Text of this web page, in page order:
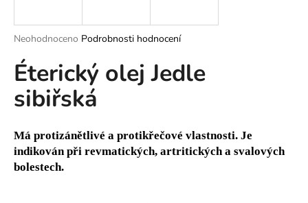
Průměrné
produktu
je
z
hvězdiček.
Neohodnoceno Podrobnosti hodnocení
Éterický olej Jedle
sibiřská
Má protizánětlivé a protikřečové vlastnosti. Je
indikován při revmatických, artritických a svalových
bolestech.
j
t
?
HLEDAT